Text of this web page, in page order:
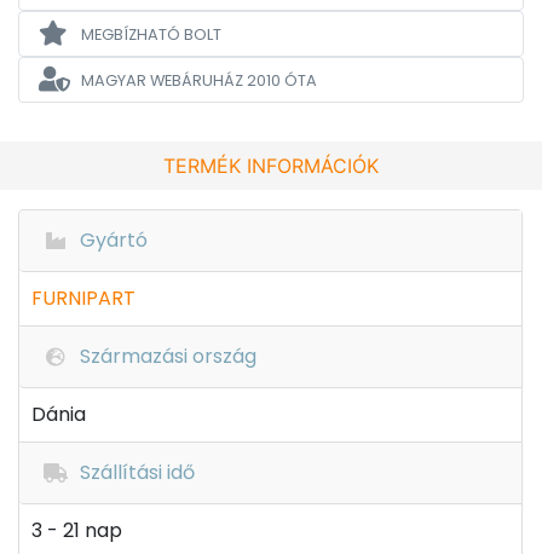
MEGBÍZHATÓ BOLT
MAGYAR WEBÁRUHÁZ2010 ÓTA
TERMÉK INFORMÁCIÓK
Gyártó
FURNIPART
Származási ország
Dánia
Szállítási idő
3 - 21 nap